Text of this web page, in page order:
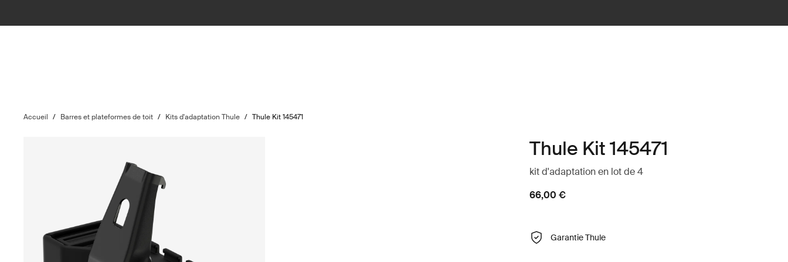
Accueil / Barres et plateformes de toit / Kits d'adaptation Thule / Thule Kit 145471
Thule Kit 145471
kit d'adaptation en lot de 4
66,00 €
Garantie Thule